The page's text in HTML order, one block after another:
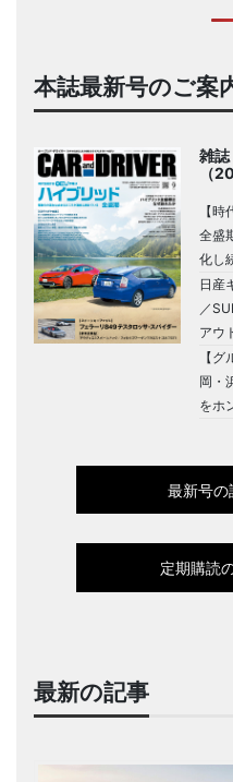
本誌最新号のご案
雑誌
（
【
全盛
化し
日産
／
アウ
【
岡・
をホ
最新号の
定期購読
最新の記事